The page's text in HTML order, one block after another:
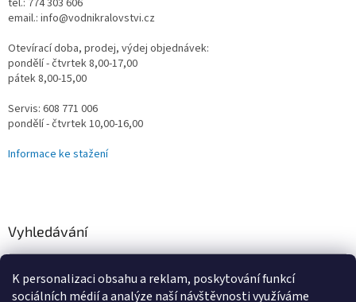
K personalizaci obsahu a reklam, poskytování funkcí
sociálních médií a analýze naší návštěvnosti využíváme
tel.: 774 303 606
email.: info@vodnikralovstvi.cz
Otevírací doba, prodej, výdej objednávek:
pondělí - čtvrtek 8,00-17,00
pátek 8,00-15,00
Servis: 608 771 006
pondělí - čtvrtek 10,00-16,00
Informace ke stažení
Vyhledávání
HLEDAT